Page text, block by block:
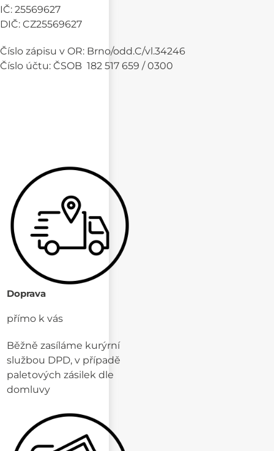
IČ: 25569627
DIČ: CZ25569627
Číslo zápisu v OR: Brno/odd.C/vl.34246
Číslo účtu: ČSOB 182 517 659 / 0300
Doprava
přímo k vás
Běžně zasíláme kurýrní
službou DPD, v případě
paletových zásilek dle
domluvy